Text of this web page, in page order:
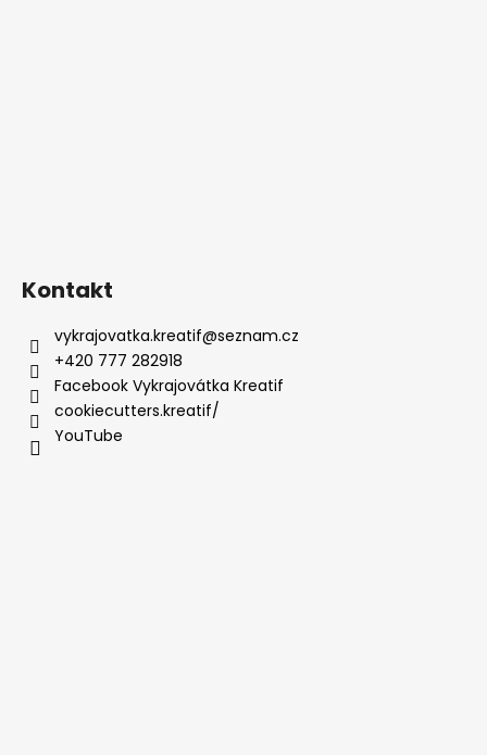
Kontakt
vykrajovatka.kreatif@seznam.cz
+420 777 282918
Facebook Vykrajovátka Kreatif
cookiecutters.kreatif/
YouTube